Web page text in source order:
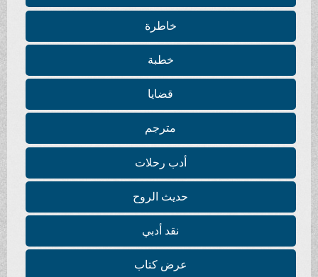
خاطرة
خطبة
قضايا
مترجم
أدب رحلات
حديث الروح
نقد أدبي
عرض كتاب